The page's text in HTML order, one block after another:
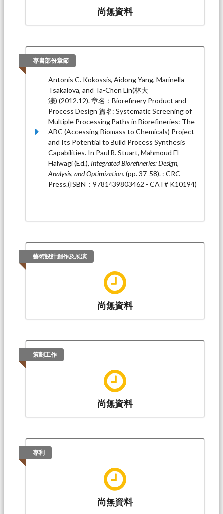
City: Southern Taiwan University of Science
and Technology.
（2023.12）。生態工業園區整合能源網路原始
系統於無高峰電需求之傳統粒子群演算法結合線
性規劃最佳化
安全學術研討會 暨第三十二屆台灣太陽能及新能
源學會年會及論壇，北科大集思會議中心 2F感恩
廳：台 灣 太 陽 能 及 新 能 源 學 會 SOLAR AND
NEW ENERGY SOCIETY OF TAIWAN。
Chaolong Liang(梁召隆), Yipu Wang(王貽莆),
Chihhsiong Shih (石志雄) and Ta-Chen Lin (林大
溱)* (2023.12).Eco-Industrial Networks in Original
Reference System without Cooling Input and Peak
Demand Optimization by Traditional Particle Swarm
Optimization with Linear Programming. Paper
presented at 2023 TwIChE台灣化學工程學
尚無資料
專書部份章節
Antonis C. Kokossis, Aidong Yang, Marinella
Tsakalova, and Ta-Chen Lin(林大
溱) (2012.12). 章名：Biorefinery Product and
Process Design 篇名: Systematic Screening of
Multiple Processing Paths in Biorefineries: The
ABC (Accessing Biomass to Chemicals) Project
and Its Potential to Build Process Synthesis
Capabilities. In Paul R. Stuart, Mahmoud El-
Halwagi (Ed.), Integrated Biorefineries: Design,
Analysis, and Optimization. (pp. 37-58). : CRC
Press.(ISBN：9781439803462 - CAT# K10194)
藝術設計創作及展演
尚無資料
策劃工作
尚無資料
專利
尚無資料